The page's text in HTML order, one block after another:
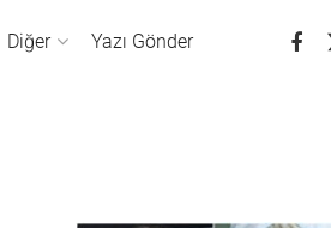
Diğer Yazı Gönder